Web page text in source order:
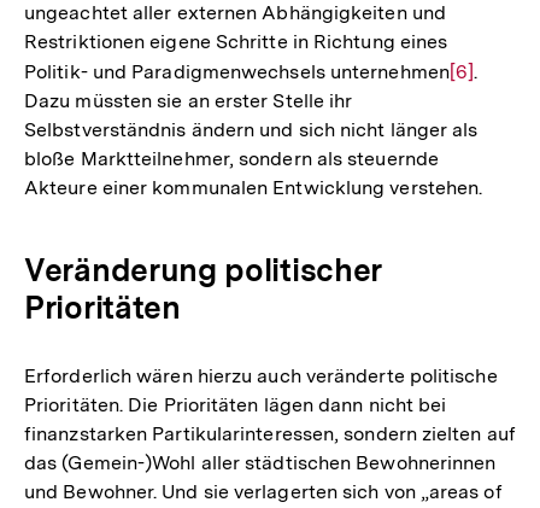
ungeachtet aller externen Abhängigkeiten und
Restriktionen eigene Schritte in Richtung eines
Politik- und Paradigmenwechsels unternehmenZur
der
[6].
Dazu müssten sie an erster Stelle ihr
Selbstverständnis ändern und sich nicht länger als
bloße Marktteilnehmer, sondern als steuernde
Akteure einer kommunalen Entwicklung verstehen.
Veränderung politischer
Prioritäten
Erforderlich wären hierzu auch veränderte politische
Prioritäten. Die Prioritäten lägen dann nicht bei
finanzstarken Partikularinteressen, sondern zielten auf
das (Gemein-)Wohl aller städtischen Bewohnerinnen
und Bewohner. Und sie verlagerten sich von „areas of